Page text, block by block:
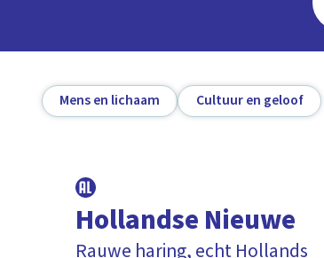
Mens en lichaam Cultuur en geloof
Hollandse Nieuwe
Rauwe haring, echt Hollands